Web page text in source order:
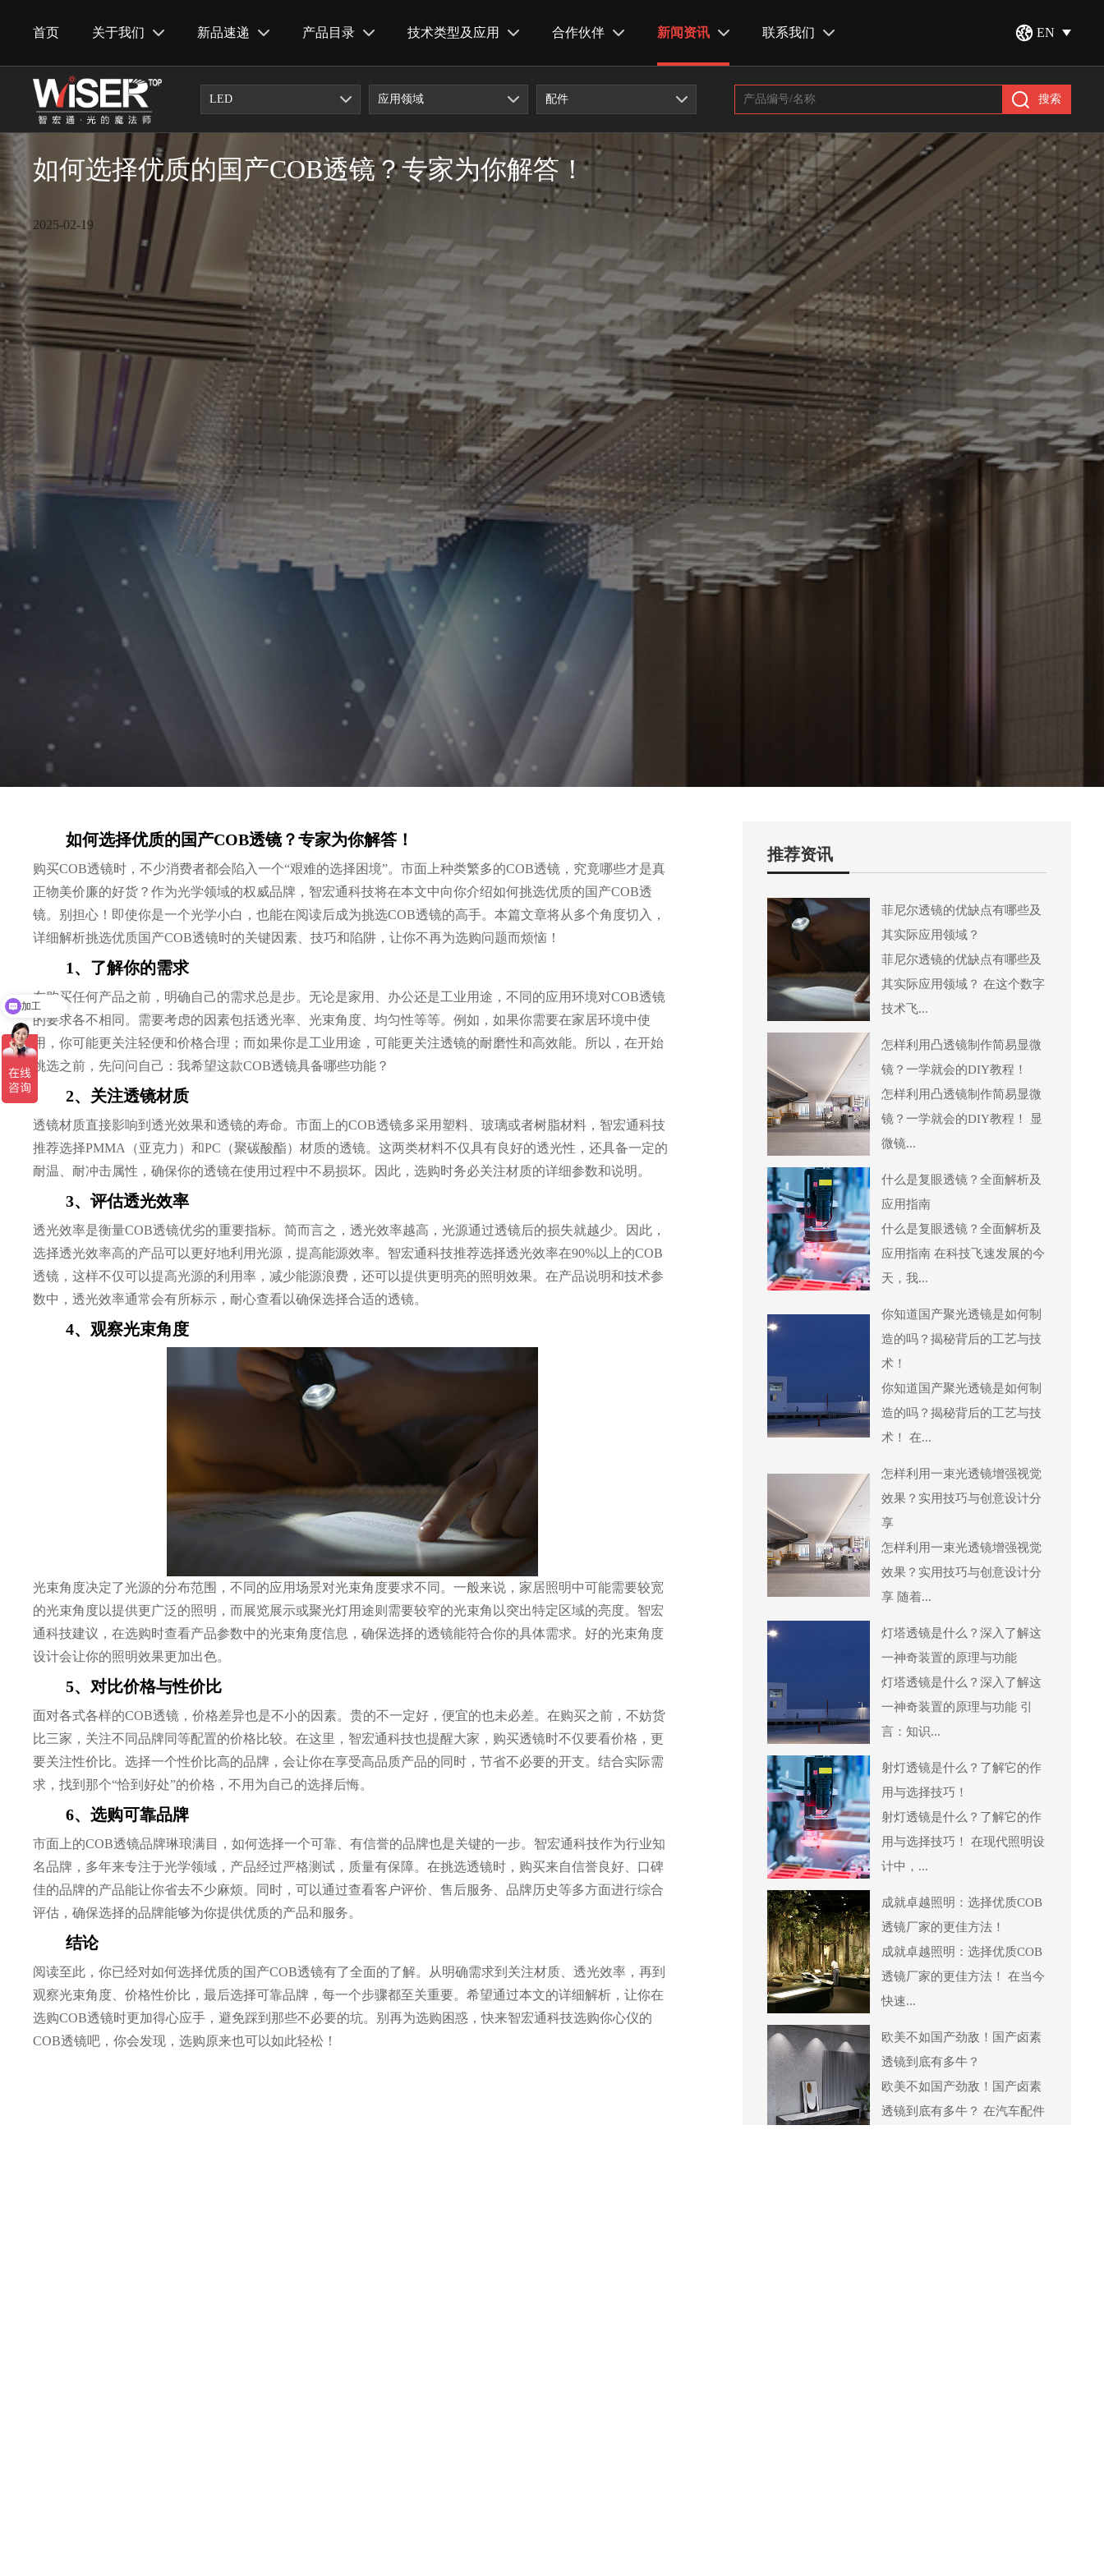
EN
首页 关于我们 新品速递 产品目录 技术类型及应用 合作伙伴 新闻资讯 联系我们
LED 应用领域 配件 搜索
首页/新闻资讯/技术知识
如何选择优质的国产COB透镜？专家为你解答！
2025-02-19
如何选择优质的国产COB透镜？专家为你解答！
购买COB透镜时，不少消费者都会陷入一个“艰难的选择困境”。市面上种类繁多的COB透镜，究竟哪些才是真
正物美价廉的好货？作为光学领域的权威品牌，智宏通科技将在本文中向你介绍如何挑选优质的国产COB透
镜。别担心！即使你是一个光学小白，也能在阅读后成为挑选COB透镜的高手。本篇文章将从多个角度切入，
详细解析挑选优质国产COB透镜时的关键因素、技巧和陷阱，让你不再为选购问题而烦恼！
1、了解你的需求
在购买任何产品之前，明确自己的需求总是步。无论是家用、办公还是工业用途，不同的应用环境对COB透镜
的要求各不相同。需要考虑的因素包括透光率、光束角度、均匀性等等。例如，如果你需要在家居环境中使
用，你可能更关注轻便和价格合理；而如果你是工业用途，可能更关注透镜的耐磨性和高效能。所以，在开始
挑选之前，先问问自己：我希望这款COB透镜具备哪些功能？
2、关注透镜材质
透镜材质直接影响到透光效果和透镜的寿命。市面上的COB透镜多采用塑料、玻璃或者树脂材料，智宏通科技
推荐选择PMMA（亚克力）和PC（聚碳酸酯）材质的透镜。这两类材料不仅具有良好的透光性，还具备一定的
耐温、耐冲击属性，确保你的透镜在使用过程中不易损坏。因此，选购时务必关注材质的详细参数和说明。
3、评估透光效率
透光效率是衡量COB透镜优劣的重要指标。简而言之，透光效率越高，光源通过透镜后的损失就越少。因此，
选择透光效率高的产品可以更好地利用光源，提高能源效率。智宏通科技推荐选择透光效率在90%以上的COB
透镜，这样不仅可以提高光源的利用率，减少能源浪费，还可以提供更明亮的照明效果。在产品说明和技术参
数中，透光效率通常会有所标示，耐心查看以确保选择合适的透镜。
4、观察光束角度
光束角度决定了光源的分布范围，不同的应用场景对光束角度要求不同。一般来说，家居照明中可能需要较宽
的光束角度以提供更广泛的照明，而展览展示或聚光灯用途则需要较窄的光束角以突出特定区域的亮度。智宏
通科技建议，在选购时查看产品参数中的光束角度信息，确保选择的透镜能符合你的具体需求。好的光束角度
设计会让你的照明效果更加出色。
5、对比价格与性价比
面对各式各样的COB透镜，价格差异也是不小的因素。贵的不一定好，便宜的也未必差。在购买之前，不妨货
比三家，关注不同品牌同等配置的价格比较。在这里，智宏通科技也提醒大家，购买透镜时不仅要看价格，更
要关注性价比。选择一个性价比高的品牌，会让你在享受高品质产品的同时，节省不必要的开支。结合实际需
求，找到那个“恰到好处”的价格，不用为自己的选择后悔。
6、选购可靠品牌
市面上的COB透镜品牌琳琅满目，如何选择一个可靠、有信誉的品牌也是关键的一步。智宏通科技作为行业知
名品牌，多年来专注于光学领域，产品经过严格测试，质量有保障。在挑选透镜时，购买来自信誉良好、口碑
佳的品牌的产品能让你省去不少麻烦。同时，可以通过查看客户评价、售后服务、品牌历史等多方面进行综合
评估，确保选择的品牌能够为你提供优质的产品和服务。
结论
阅读至此，你已经对如何选择优质的国产COB透镜有了全面的了解。从明确需求到关注材质、透光效率，再到
观察光束角度、价格性价比，最后选择可靠品牌，每一个步骤都至关重要。希望通过本文的详细解析，让你在
选购COB透镜时更加得心应手，避免踩到那些不必要的坑。别再为选购困惑，快来智宏通科技选购你心仪的
COB透镜吧，你会发现，选购原来也可以如此轻松！
推荐资讯
菲尼尔透镜的优缺点有哪些及
其实际应用领域？
菲尼尔透镜的优缺点有哪些及
其实际应用领域？ 在这个数字
技术飞...
怎样利用凸透镜制作简易显微
镜？一学就会的DIY教程！
怎样利用凸透镜制作简易显微
镜？一学就会的DIY教程！ 显
微镜...
什么是复眼透镜？全面解析及
应用指南
什么是复眼透镜？全面解析及
应用指南 在科技飞速发展的今
天，我...
你知道国产聚光透镜是如何制
造的吗？揭秘背后的工艺与技
术！
你知道国产聚光透镜是如何制
造的吗？揭秘背后的工艺与技
术！ 在...
怎样利用一束光透镜增强视觉
效果？实用技巧与创意设计分
享
怎样利用一束光透镜增强视觉
效果？实用技巧与创意设计分
享 随着...
灯塔透镜是什么？深入了解这
一神奇装置的原理与功能
灯塔透镜是什么？深入了解这
一神奇装置的原理与功能 引
言：知识...
射灯透镜是什么？了解它的作
用与选择技巧！
射灯透镜是什么？了解它的作
用与选择技巧！ 在现代照明设
计中，...
成就卓越照明：选择优质COB
透镜厂家的更佳方法！
成就卓越照明：选择优质COB
透镜厂家的更佳方法！ 在当今
快速...
欧美不如国产劲敌！国产卤素
透镜到底有多牛？
欧美不如国产劲敌！国产卤素
透镜到底有多牛？ 在汽车配件
光学透镜
加工